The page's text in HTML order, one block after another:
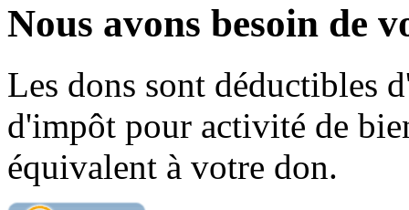
Nous avons besoin de
Les dons sont déductibles
d'impôt pour activité de
équivalent à votre don.